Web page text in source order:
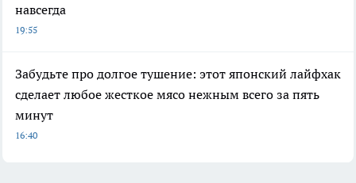
навсегда
19:55
Забудьте про долгое тушение: этот японский лайфхак
сделает любое жесткое мясо нежным всего за пять
минут
16:40